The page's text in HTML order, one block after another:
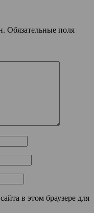
Обязательные поля
в этом браузере для